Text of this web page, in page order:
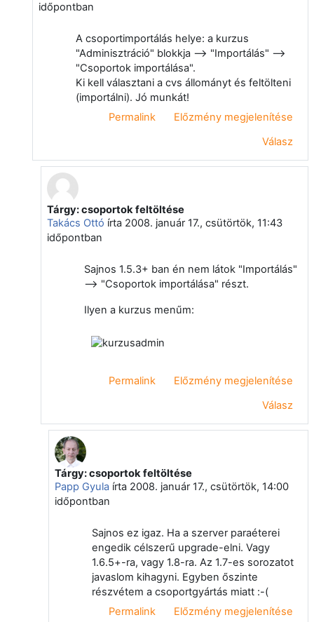
időpontban
A csoportimportálás helye: a kurzus
"Adminisztráció" blokkja --> "Importálás" -->
"Csoportok importálása".
Ki kell választani a cvs állományt és feltölteni
(importálni). Jó munkát!
Permalink
Előzmény megjelenítése
Válasz
Válasz erre: Papp Gyula
Tárgy: csoportok feltöltése
Takács Ottó írta 2008. január 17., csütörtök, 11:43
időpontban
Sajnos 1.5.3+ ban én nem látok "Importálás"
--> "Csoportok importálása" részt.
Ilyen a kurzus menűm:
Permalink
Előzmény megjelenítése
Válasz
Válasz erre: Takács Ottó
Tárgy: csoportok feltöltése
Papp Gyula írta 2008. január 17., csütörtök, 14:00
időpontban
Sajnos ez igaz. Ha a szerver paraéterei
engedik célszerű upgrade-elni. Vagy
1.6.5+-ra, vagy 1.8-ra. Az 1.7-es sorozatot
javaslom kihagyni. Egyben őszinte
részvétem a csoportgyártás miatt :-(
Permalink
Előzmény megjelenítése